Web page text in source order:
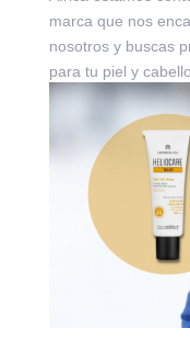
marca que nos
nosotros y buscas
para tu piel y
¡prepárate...